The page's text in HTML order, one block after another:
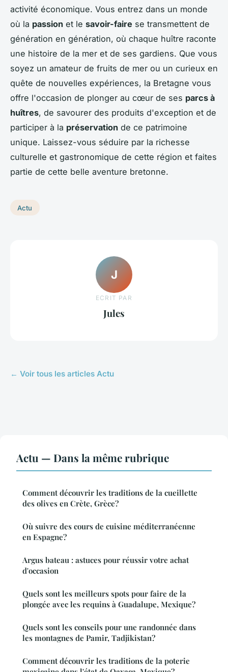
activité économique. Vous entrez dans un monde
où la passion et le savoir-faire se transmettent de
génération en génération, où chaque huître raconte
une histoire de la mer et de ses gardiens. Que vous
soyez un amateur de fruits de mer ou un curieux en
quête de nouvelles expériences, la Bretagne vous
offre l'occasion de plonger au cœur de ses parcs à
huîtres, de savourer des produits d'exception et de
participer à la préservation de ce patrimoine
unique. Laissez-vous séduire par la richesse
culturelle et gastronomique de cette région et faites
partie de cette belle aventure bretonne.
Actu
J
ECRIT PAR
Jules
← Voir tous les articles Actu
Actu — Dans la même rubrique
Comment découvrir les traditions de la cueillette
des olives en Crète, Grèce?
Où suivre des cours de cuisine méditerranéenne
en Espagne?
Argus bateau : astuces pour réussir votre achat
d'occasion
Quels sont les meilleurs spots pour faire de la
plongée avec les requins à Guadalupe, Mexique?
Quels sont les conseils pour une randonnée dans
les montagnes de Pamir, Tadjikistan?
Comment découvrir les traditions de la poterie